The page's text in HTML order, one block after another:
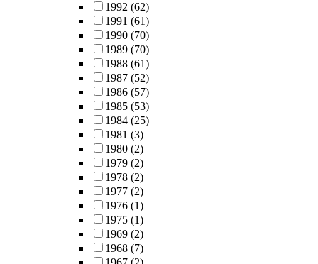
1992 (62)
1991 (61)
1990 (70)
1989 (70)
1988 (61)
1987 (52)
1986 (57)
1985 (53)
1984 (25)
1981 (3)
1980 (2)
1979 (2)
1978 (2)
1977 (2)
1976 (1)
1975 (1)
1969 (2)
1968 (7)